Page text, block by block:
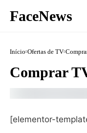
FaceNews
Início Ofertas de TV
Comprar
[elementor-